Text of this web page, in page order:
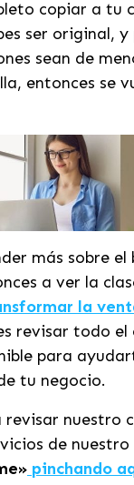
copiar a tu
ser original,
sean de
entonces se
más sobre el
a ver la
la
revisar todo
para
tu negocio.
revisar nuestro
de
pinchando